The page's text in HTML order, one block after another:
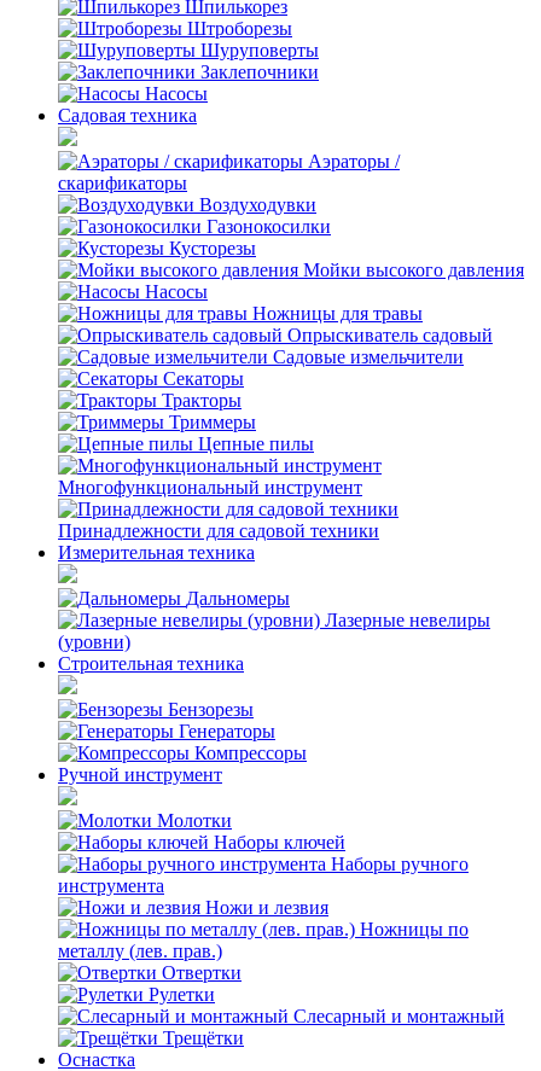
Шпилькорез
Штроборезы
Шуруповерты
Заклепочники
Насосы
Садовая техника
Аэраторы /
скарификаторы
Воздуходувки
Газонокосилки
Кусторезы
Мойки высокого давления
Насосы
Ножницы для травы
Опрыскиватель садовый
Садовые измельчители
Секаторы
Тракторы
Триммеры
Цепные пилы
Многофункциональный инструмент
Принадлежности для садовой техники
Измерительная техника
Дальномеры
Лазерные невелиры
(уровни)
Строительная техника
Бензорезы
Генераторы
Компрессоры
Ручной инструмент
Молотки
Наборы ключей
Наборы ручного
инструмента
Ножи и лезвия
Ножницы по
металлу (лев. прав.)
Отвертки
Рулетки
Слесарный и монтажный
Трещётки
Оснастка